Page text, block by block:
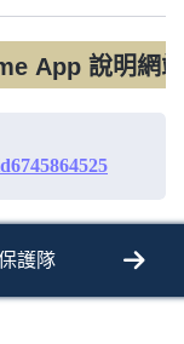
App 說明網站
護隊